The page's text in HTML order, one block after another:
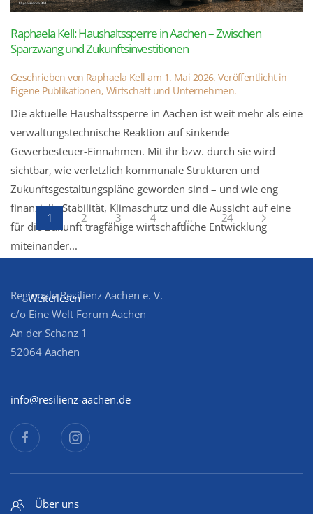
Raphaela Kell: Haushaltssperre in Aachen – Zwischen
Sparzwang und Zukunftsinvestitionen
Geschrieben von Raphaela Kell am 1. Mai 2026. Veröffentlicht in
Eigene Publikationen, Wirtschaft und Unternehmen.
Die aktuelle Haushaltssperre in Aachen ist weit mehr als eine
verwaltungstechnische Reaktion auf sinkende
Gewerbesteuer-Einnahmen. Mit ihr bzw. durch sie wird
sichtbar, wie verletzlich kommunale Strukturen und
Zukunftsgestaltungspläne geworden sind – und wie eng
finanzielle Stabilität, Klimaschutz und die Aussicht auf eine
für die Zukunft tragfähige wirtschaftliche Entwicklung
miteinander...
Weiterlesen
1 2 3 4 … 24
Regionale Resilienz Aachen e. V.
c/o Eine Welt Forum Aachen
An der Schanz 1
52064 Aachen
info@resilienz-aachen.de
Über uns